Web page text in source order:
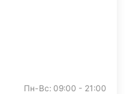
Пн-Вс: 09:00 - 21:00